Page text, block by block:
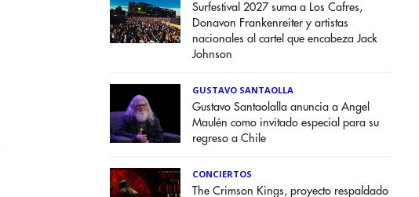
Surfestival 2027 suma a Los Cafres,
Donavon Frankenreiter y artistas
nacionales al cartel que encabeza Jack
Johnson
GUSTAVO SANTAOLLA
Gustavo Santaolalla anuncia a Angel
Maulén como invitado especial para su
regreso a Chile
CONCIERTOS
The Crimson Kings, proyecto respaldado